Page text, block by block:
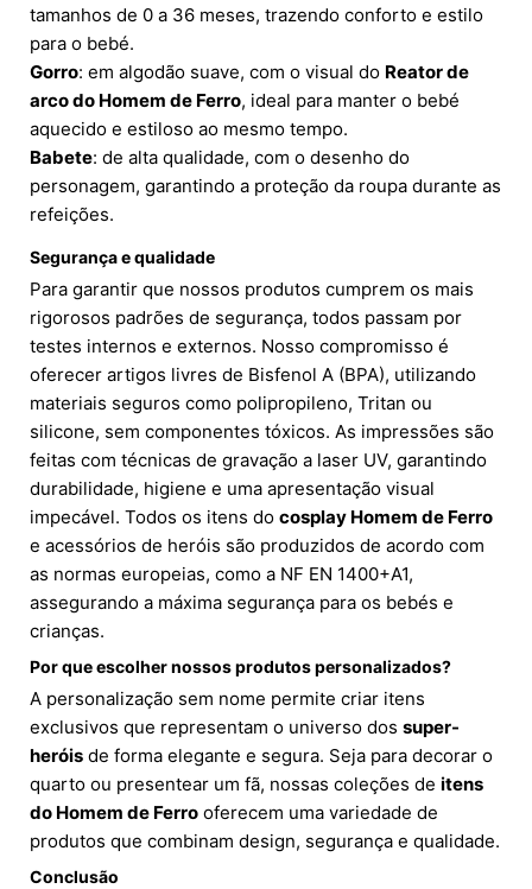
tamanhos de 0 a 36 meses, trazendo conforto e estilo
para o bebé.
Gorro: em algodão suave, com o visual do Reator de
arco do Homem de Ferro, ideal para manter o bebé
aquecido e estiloso ao mesmo tempo.
Babete: de alta qualidade, com o desenho do
personagem, garantindo a proteção da roupa durante as
refeições.
Segurança e qualidade
Para garantir que nossos produtos cumprem os mais
rigorosos padrões de segurança, todos passam por
testes internos e externos. Nosso compromisso é
oferecer artigos livres de Bisfenol A (BPA), utilizando
materiais seguros como polipropileno, Tritan ou
silicone, sem componentes tóxicos. As impressões são
feitas com técnicas de gravação a laser UV, garantindo
durabilidade, higiene e uma apresentação visual
impecável. Todos os itens do cosplay Homem de Ferro
e acessórios de heróis são produzidos de acordo com
as normas europeias, como a NF EN 1400+A1,
assegurando a máxima segurança para os bebés e
crianças.
Por que escolher nossos produtos personalizados?
A personalização sem nome permite criar itens
exclusivos que representam o universo dos super-
heróis de forma elegante e segura. Seja para decorar o
quarto ou presentear um fã, nossas coleções de itens
do Homem de Ferro oferecem uma variedade de
produtos que combinam design, segurança e qualidade.
Conclusão